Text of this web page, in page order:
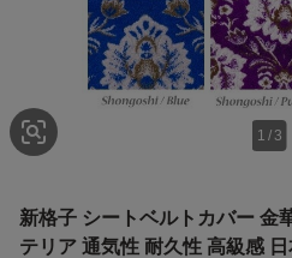
1 / 3
新格子 シートベルトカバー 金
テリア 通気性 耐久性 高級感